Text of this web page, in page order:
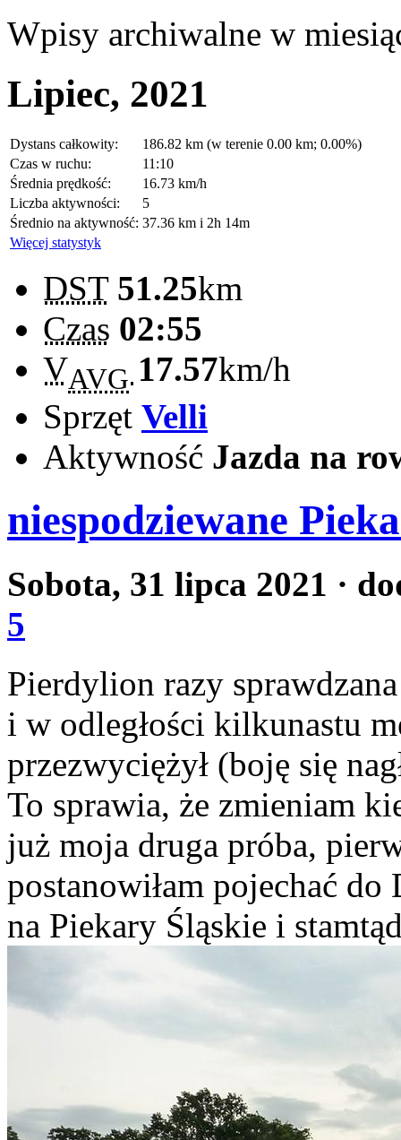
Wpisy archiwalne w
Lipiec, 2021
Dystans całkowity:
186.82 km (w terenie 0.00 km; 0.00%)
Czas w ruchu:
11:10
Średnia prędkość:
16.73 km/h
Liczba aktywności:
5
Średnio na aktywność: 37.36 km i 2h 14m
Więcej statystyk
DST 51.25km
Czas 02:55
VAVG 17.57km/h
Sprzęt Velli
Aktywność Jazda na
niespodziewane
Sobota, 31 lipca 2021 ·
5
Pierdylion razy
i w odległości kilkunastu
przezwyciężył (boję się
To sprawia, że zmieniam
już moja druga próba,
postanowiłam pojechać
na Piekary Śląskie i